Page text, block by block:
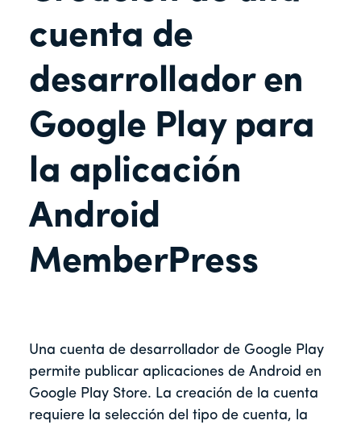
cuenta de
desarrollador en
Google Play para
la aplicación
Android
MemberPress
Una cuenta de desarrollador de Google Play
permite publicar aplicaciones de Android en
Google Play Store. La creación de la cuenta
requiere la selección del tipo de cuenta, la